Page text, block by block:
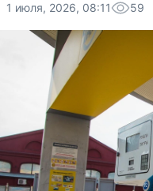
1 июля, 2026, 08:11 59